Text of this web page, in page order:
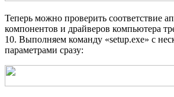
Теперь можно проверить соответствие
компонентов и драйверов компьютера
10. Выполняем команду «setup.exe» с
параметрами сразу: